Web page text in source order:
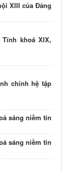
XIII của Đảng
khoá XIX,
chính hệ tập
sáng niềm tin
sáng niềm tin